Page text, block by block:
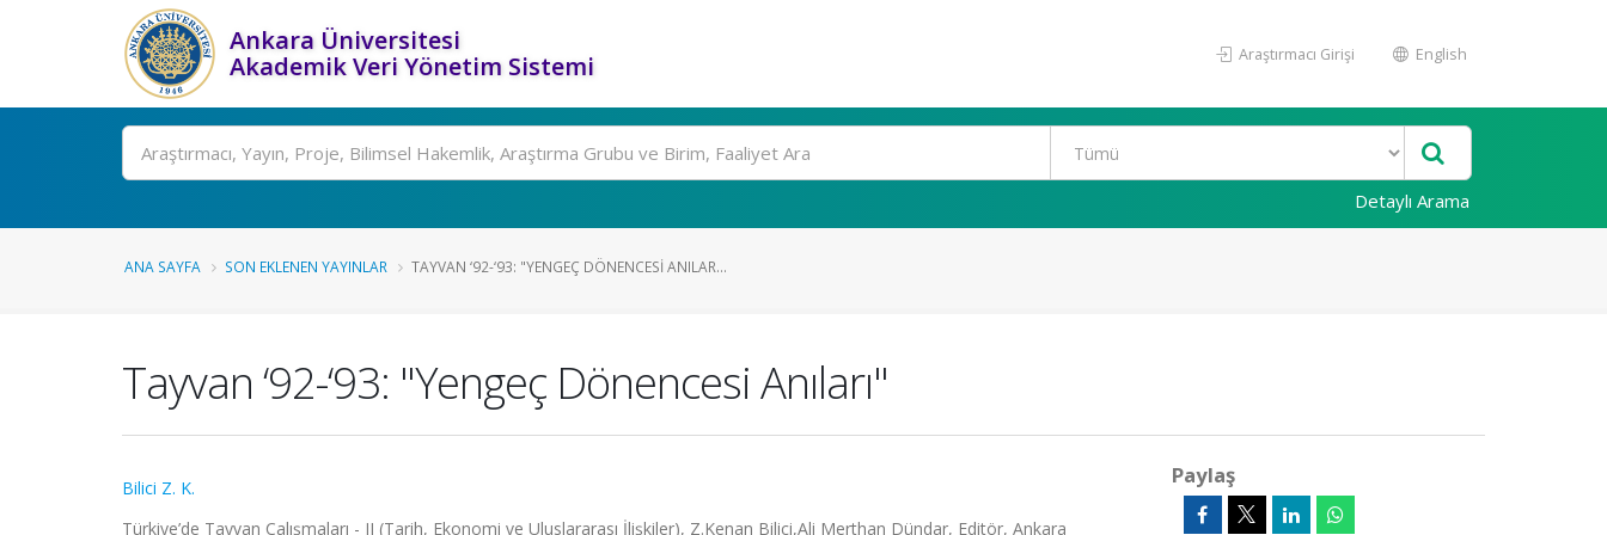
Ankara Üniversitesi
Akademik Veri Yönetim Sistemi
Araştırmacı Girişi English
Ara
Detaylı Arama
ANA SAYFA SON EKLENEN YAYINLAR TAYVAN ‘92-‘93: "YENGEÇ DÖNENCESI ANILAR...
Tayvan ‘92-‘93: "Yengeç Dönencesi Anıları"
Bilici Z. K.
Türkiye’de Tayvan Çalışmaları - II (Tarih, Ekonomi ve Uluslararası İlişkiler), Z.Kenan Bilici,Ali Merthan Dündar, Editör, Ankara
Paylaş